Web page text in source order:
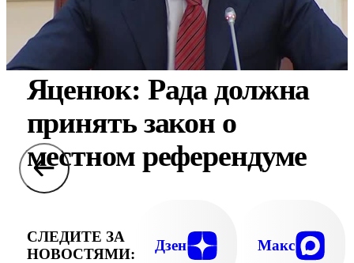
Яценюк: Рада должна
принять закон о
местном референдуме
СЛЕДИТЕ ЗА
НОВОСТЯМИ:
Дзен Макс